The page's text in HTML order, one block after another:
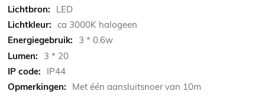
LED
ca 3000K halogeen
3 * 0.6w
3 * 20
IP44
Met één aansluitsnoer van 10m